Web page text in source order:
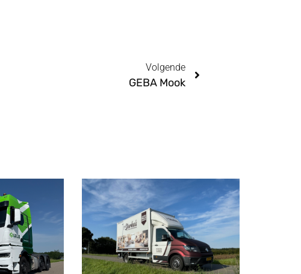
Volgende
GEBA Mook